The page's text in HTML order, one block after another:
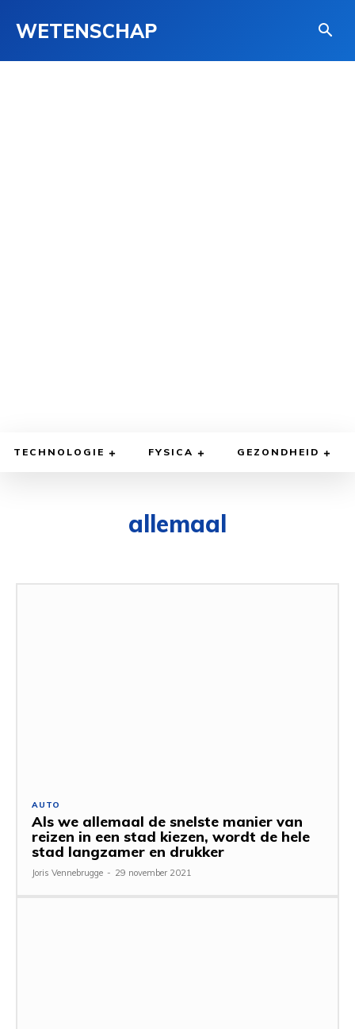
WETENSCHAP
TECHNOLOGIE FYSICA GEZONDHEID
allemaal
AUTO
Als we allemaal de snelste manier van
reizen in een stad kiezen, wordt de hele
stad langzamer en drukker
Joris Vennebrugge - 29 november 2021